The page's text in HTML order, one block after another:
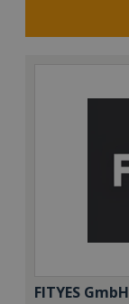
FITYES GmbH